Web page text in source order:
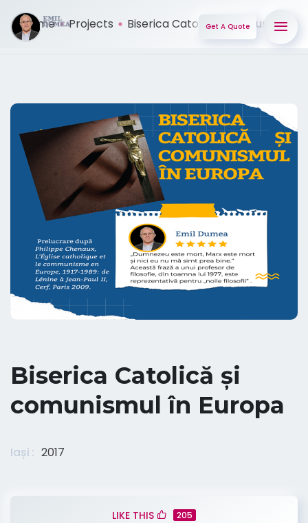
Get A Quote
Home Projects Biserica Catolică și comunis ...
Biserica Catolică și
comunismul în Europa
Iași 2017
LIKE THIS 205